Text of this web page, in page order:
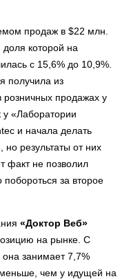
продаж в $22 млн.
, доля которой на
c 15,6% до 10,9%.
получила из
розничных продажах у
у «Лаборатории
и начала делать
результаты от них
факт не позволил
побороться за второе
«Доктор Веб»
на рынке. С
занимает 7,7%
чем у идущей на